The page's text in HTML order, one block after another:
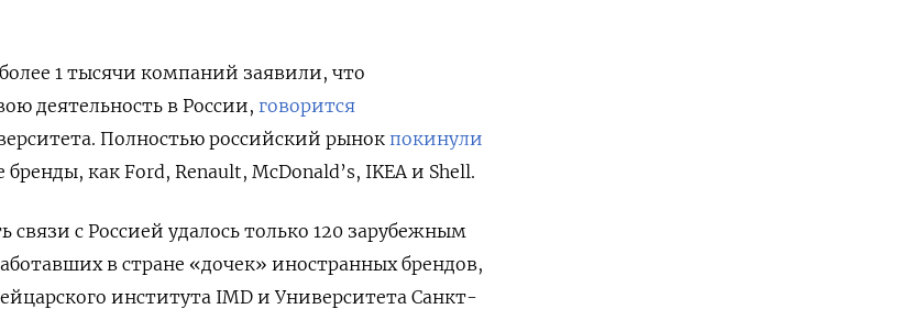
1 тысячи компаний заявили, что
деятельность в России, говорится
Полностью российский рынок покинули
как Ford, Renault, McDonald’s, IKEA и Shell.
с Россией удалось только 120 зарубежным
в стране «дочек» иностранных брендов,
института IMD и Университета Санкт-